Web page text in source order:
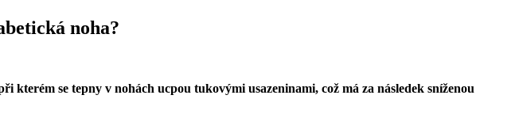
noha?
se tepny v nohách ucpou tukovými usazeninami, což má za následek sníženou